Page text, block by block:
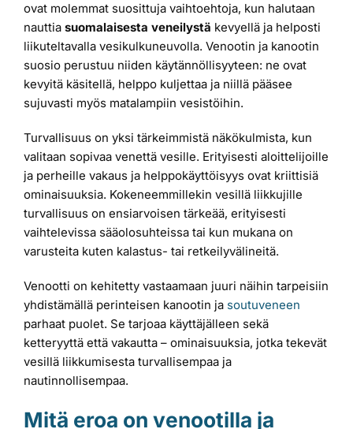
ovat molemmat suosittuja vaihtoehtoja, kun halutaan
nauttia suomalaisesta veneilystä kevyellä ja helposti
liikuteltavalla vesikulkuneuvolla. Venootin ja kanootin
suosio perustuu niiden käytännöllisyyteen: ne ovat
kevyitä käsitellä, helppo kuljettaa ja niillä pääsee
sujuvasti myös matalampiin vesistöihin.
Turvallisuus on yksi tärkeimmistä näkökulmista, kun
valitaan sopivaa venettä vesille. Erityisesti aloittelijoille
ja perheille vakaus ja helppokäyttöisyys ovat kriittisiä
ominaisuuksia. Kokeneemmillekin vesillä liikkujille
turvallisuus on ensiarvoisen tärkeää, erityisesti
vaihtelevissa sääolosuhteissa tai kun mukana on
varusteita kuten kalastus- tai retkeilyvälineitä.
Venootti on kehitetty vastaamaan juuri näihin tarpeisiin
yhdistämällä perinteisen kanootin ja soutuveneen
parhaat puolet. Se tarjoaa käyttäjälleen sekä
ketteryyttä että vakautta – ominaisuuksia, jotka tekevät
vesillä liikkumisesta turvallisempaa ja
nautinnollisempaa.
Mitä eroa on venootilla ja